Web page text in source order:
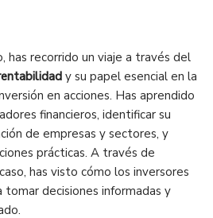
has recorrido un viaje a través del
y su papel esencial en la
en acciones. Has aprendido
financieros, identificar su
de empresas y sectores, y
prácticas. A través de
has visto cómo los inversores
decisiones informadas y